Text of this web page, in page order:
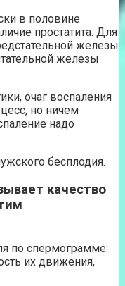
в половине
простатита. Для
железы
железы
очаг воспаления
но ничем
надо
бесплодия.
качество
по спермограмме:
их движения,